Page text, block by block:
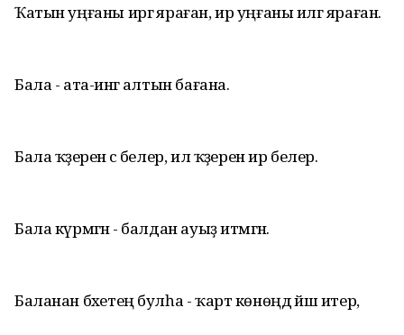
Ҡатын уңғаны иргә яраған, ир уңғаны илгә яраған.
Бала - ата-инәгә алтын бағана.
Бала ҡәҙерен әсә белер, ил ҡәҙерен ир белер.
Бала күрмәгән - балдан ауыҙ итмәгән.
Баланан бәхетең булһа - ҡарт көнөңдә йәш итер,